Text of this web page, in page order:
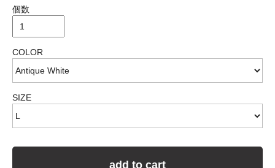
個数
COLOR
SIZE
add to cart